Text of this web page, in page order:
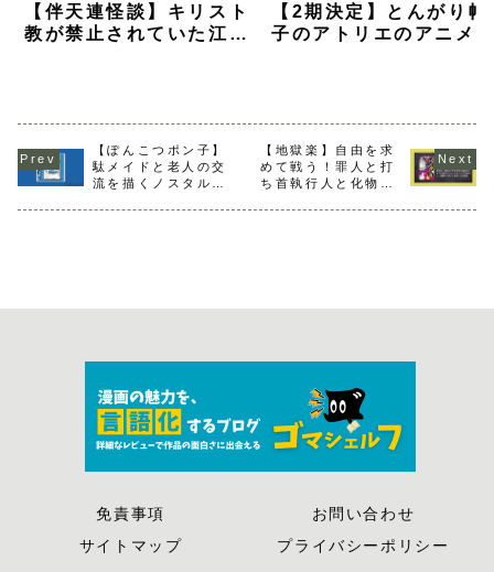
【伴天連怪談】キリスト
教が禁止されていた江戸
【2期決定】とんがり帽
子のアトリエのアニメ
【ぽんこつポン子】
駄メイドと老人の交
流を描くノスタルジ
【地獄楽】自由を求
めて戦う！罪人と打
ち首執行人と化物の
免責事項
お問い合わせ
サイトマップ
プライバシーポリシー